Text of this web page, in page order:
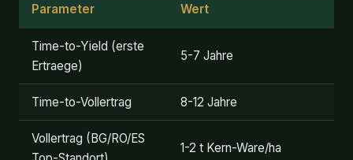
Parameter Wert
Time-to-Yield (erste
Ertraege)
5-7 Jahre
Time-to-Vollertrag 8-12 Jahre
Vollertrag (BG/RO/ES
1-2 t Kern-Ware/ha